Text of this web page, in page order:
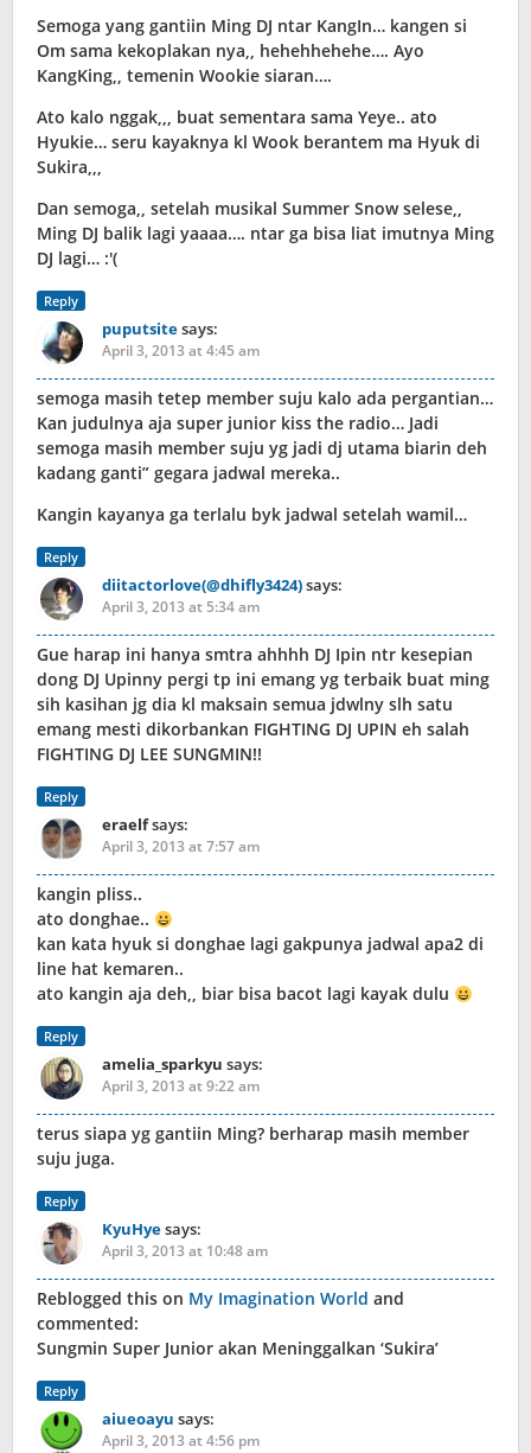
Semoga yang gantiin Ming DJ ntar KangIn… kangen si
Om sama kekoplakan nya,, hehehhehehe…. Ayo
KangKing,, temenin Wookie siaran….
Ato kalo nggak,,, buat sementara sama Yeye.. ato
Hyukie… seru kayaknya kl Wook berantem ma Hyuk di
Sukira,,,
Dan semoga,, setelah musikal Summer Snow selese,,
Ming DJ balik lagi yaaaa…. ntar ga bisa liat imutnya Ming
DJ lagi… :'(
Reply
puputsitesays:
April 3, 2013 at 4:45 am
semoga masih tetep member suju kalo ada pergantian…
Kan judulnya aja super junior kiss the radio… Jadi
semoga masih member suju yg jadi dj utama biarin deh
kadang ganti” gegara jadwal mereka..
Kangin kayanya ga terlalu byk jadwal setelah wamil…
Reply
diitactorlove(@dhifly3424)says:
April 3, 2013 at 5:34 am
Gue harap ini hanya smtra ahhhh DJ Ipin ntr kesepian
dong DJ Upinny pergi tp ini emang yg terbaik buat ming
sih kasihan jg dia kl maksain semua jdwlny slh satu
emang mesti dikorbankan FIGHTING DJ UPIN eh salah
FIGHTING DJ LEE SUNGMIN!!
Reply
eraelfsays:
April 3, 2013 at 7:57 am
kangin pliss..
ato donghae..
kan kata hyuk si donghae lagi gakpunya jadwal apa2 di
line hat kemaren..
ato kangin aja deh,, biar bisa bacot lagi kayak dulu
Reply
amelia_sparkyu says:
April 3, 2013 at 9:22 am
terus siapa yg gantiin Ming? berharap masih member
suju juga.
Reply
KyuHyesays:
April 3, 2013 at 10:48 am
Reblogged this on My Imagination World and
commented:
Sungmin Super Junior akan Meninggalkan ‘Sukira’
Reply
aiueoayu says:
April 3, 2013 at 4:56 pm